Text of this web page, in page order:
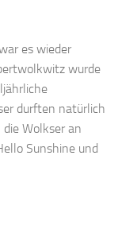
es wieder
wurde
durften natürlich
Wolkser an
Sunshine und